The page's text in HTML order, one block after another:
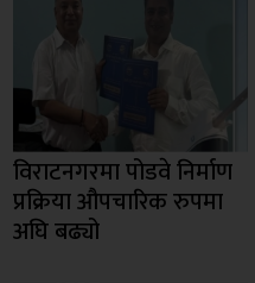
विराटनगरमा पोडवे निर्माण
प्रक्रिया औपचारिक रुपमा
अघि बढ्यो